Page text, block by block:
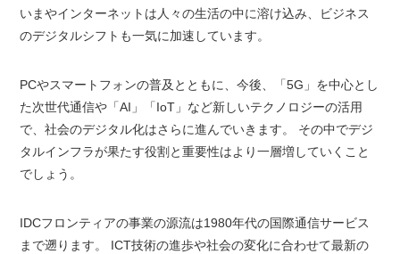
いまやインターネットは人々の生活の中に溶け込み、ビジネス
のデジタルシフトも一気に加速しています。
PCやスマートフォンの普及とともに、今後、「5G」を中心とし
た次世代通信や「AI」「IoT」など新しいテクノロジーの活用
で、社会のデジタル化はさらに進んでいきます。 その中でデジ
タルインフラが果たす役割と重要性はより一層増していくこと
でしょう。
IDCフロンティアの事業の源流は1980年代の国際通信サービス
まで遡ります。 ICT技術の進歩や社会の変化に合わせて最新の